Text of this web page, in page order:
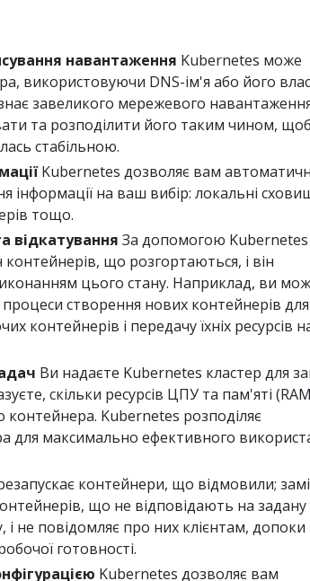
навантаження Kubernetes може
використовуючи DNS-ім'я або його
завеликого мережевого
та розподілити його таким чином, щоб
стабільною.
Kubernetes дозволяє вам
інформації на ваш вибір: локальні
тощо.
відкатування За допомогою
що розгортаються, і він
цього стану. Наприклад, ви
створення нових контейнерів для
контейнерів і передачу їхніх ресурсів
Ви надаєте Kubernetes кластер для
скільки ресурсів ЦПУ та пам'яті
Kubernetes розподіляє
для максимально ефективного
контейнери, що відмовили;
що не відповідають на задану
і не повідомляє про них клієнтам, допоки
готовності.
Kubernetes дозволяє вам